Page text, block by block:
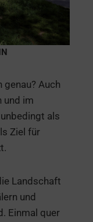
Auch
und im
als
Ziel für
Landschaft
und
Einmal quer